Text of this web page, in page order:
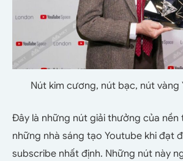
Nút kim cương, nút bạc, nút vàng
Đây là những nút giải thưởng của nền
những nhà sáng tạo Youtube khi đạt
subscribe nhất định. Những nút này